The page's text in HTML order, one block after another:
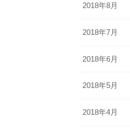
2018年8月
2018年7月
2018年6月
2018年5月
2018年4月